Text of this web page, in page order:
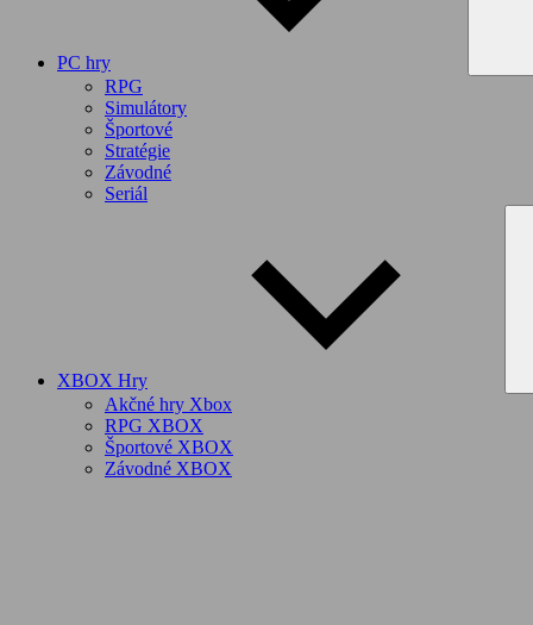
PC hry
RPG
Simulátory
Športové
Stratégie
Závodné
Seriál
XBOX Hry
Akčné hry Xbox
RPG XBOX
Športové XBOX
Závodné XBOX